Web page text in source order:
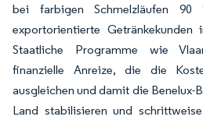
bei farbigen Schmelzläufen
exportorientierte
Staatliche Programme wie
finanzielle Anreize, die die
ausgleichen und damit die Benelux-
Land stabilisieren und